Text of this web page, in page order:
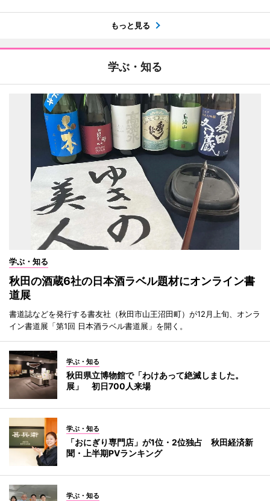
もっと見る
学ぶ・知る
学ぶ・知る
秋田の酒蔵6社の日本酒ラベル題材にオンライン書
道展
書道誌などを発行する書友社（秋田市山王沼田町）が12月上旬、オンラ
イン書道展「第1回 日本酒ラベル書道展」を開く。
学ぶ・知る
秋田県立博物館で「わけあって絶滅しました。
展」 初日700人来場
学ぶ・知る
「おにぎり専門店」が1位・2位独占 秋田経済新
聞・上半期PVランキング
学ぶ・知る